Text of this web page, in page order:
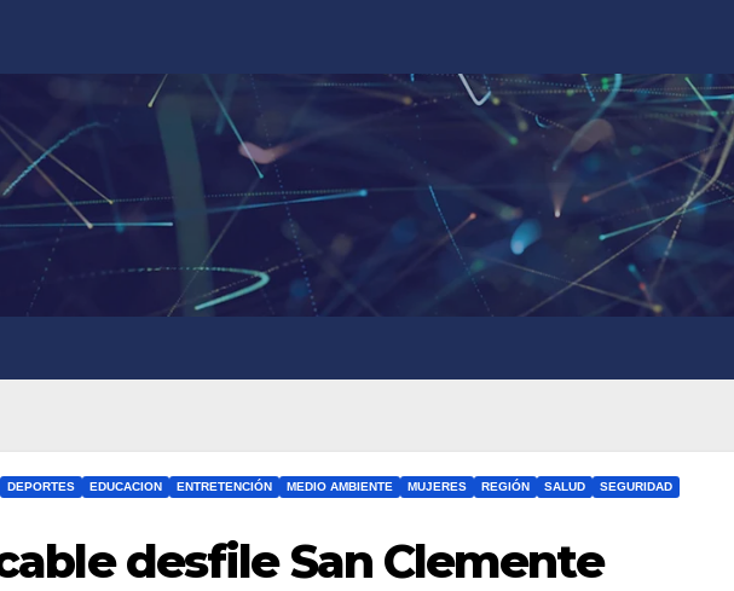
DEPORTES EDUCACION ENTRETENCIÓN MEDIO AMBIENTE MUJERES REGIÓN SALUD
SEGURIDAD
desfile San Clemente